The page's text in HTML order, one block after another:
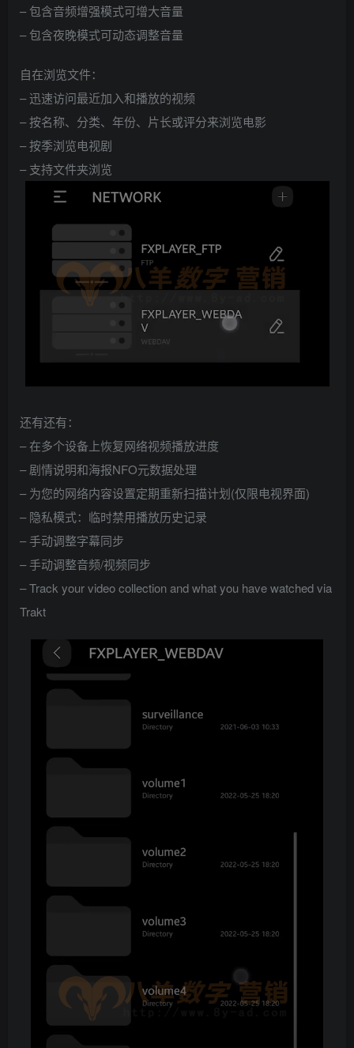
– 包含音频增强模式可增大音量
– 包含夜晚模式可动态调整音量
自在浏览文件：
– 迅速访问最近加入和播放的视频
– 按名称、分类、年份、片长或评分来浏览电影
– 按季浏览电视剧
– 支持文件夹浏览
还有还有：
– 在多个设备上恢复网络视频播放进度
– 剧情说明和海报NFO元数据处理
– 为您的网络内容设置定期重新扫描计划(仅限电视界面)
– 隐私模式：临时禁用播放历史记录
– 手动调整字幕同步
– 手动调整音频/视频同步
– Track your video collection and what you have watched via
Trakt